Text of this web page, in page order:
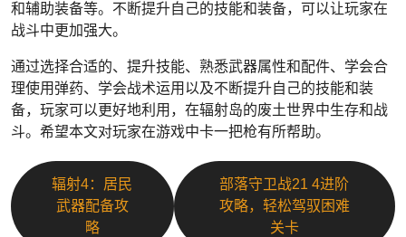
和辅助装备等。不断提升自己的技能和装备，可以让玩家在
战斗中更加强大。
通过选择合适的、提升技能、熟悉武器属性和配件、学会合
理使用弹药、学会战术运用以及不断提升自己的技能和装
备，玩家可以更好地利用，在辐射岛的废土世界中生存和战
斗。希望本文对玩家在游戏中卡一把枪有所帮助。
辐射4：居民
武器配备攻
略
部落守卫战21 4进阶
攻略，轻松驾驭困难
关卡